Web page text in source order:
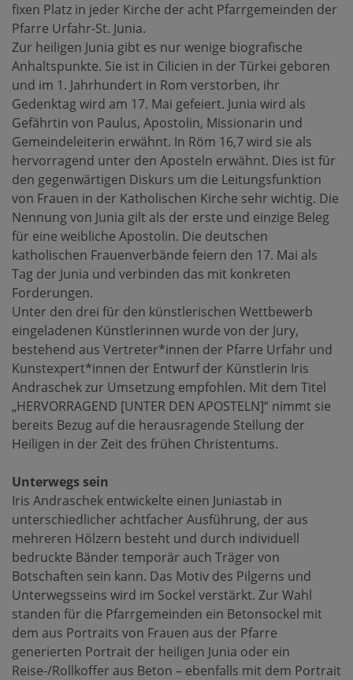
fixen Platz in jeder Kirche der acht Pfarrgemeinden der
Pfarre Urfahr-St. Junia.
Zur heiligen Junia gibt es nur wenige biografische
Anhaltspunkte. Sie ist in Cilicien in der Türkei geboren
und im 1. Jahrhundert in Rom verstorben, ihr
Gedenktag wird am 17. Mai gefeiert. Junia wird als
Gefährtin von Paulus, Apostolin, Missionarin und
Gemeindeleiterin erwähnt. In Röm 16,7 wird sie als
hervorragend unter den Aposteln erwähnt. Dies ist für
den gegenwärtigen Diskurs um die Leitungsfunktion
von Frauen in der Katholischen Kirche sehr wichtig. Die
Nennung von Junia gilt als der erste und einzige Beleg
für eine weibliche Apostolin. Die deutschen
katholischen Frauenverbände feiern den 17. Mai als
Tag der Junia und verbinden das mit konkreten
Forderungen.
Unter den drei für den künstlerischen Wettbewerb
eingeladenen Künstlerinnen wurde von der Jury,
bestehend aus Vertreter*innen der Pfarre Urfahr und
Kunstexpert*innen der Entwurf der Künstlerin Iris
Andraschek zur Umsetzung empfohlen. Mit dem Titel
„HERVORRAGEND [UNTER DEN APOSTELN]“ nimmt sie
bereits Bezug auf die herausragende Stellung der
Heiligen in der Zeit des frühen Christentums.
Unterwegs sein
Iris Andraschek entwickelte einen Juniastab in
unterschiedlicher achtfacher Ausführung, der aus
mehreren Hölzern besteht und durch individuell
bedruckte Bänder temporär auch Träger von
Botschaften sein kann. Das Motiv des Pilgerns und
Unterwegsseins wird im Sockel verstärkt. Zur Wahl
standen für die Pfarrgemeinden ein Betonsockel mit
dem aus Portraits von Frauen aus der Pfarre
generierten Portrait der heiligen Junia oder ein
Reise-/Rollkoffer aus Beton – ebenfalls mit dem Portrait